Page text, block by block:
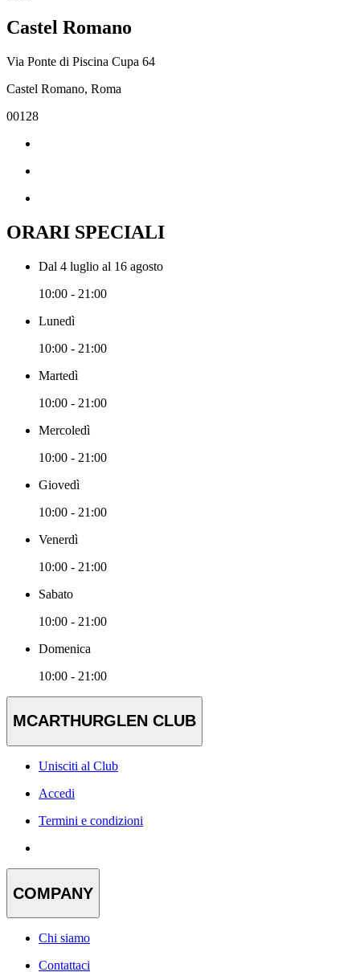
Castel Romano
Via Ponte di Piscina Cupa 64
Castel Romano, Roma
00128
ORARI SPECIALI
Dal 4 luglio al 16 agosto
10:00 - 21:00
Lunedì
10:00 - 21:00
Martedì
10:00 - 21:00
Mercoledì
10:00 - 21:00
Giovedì
10:00 - 21:00
Venerdì
10:00 - 21:00
Sabato
10:00 - 21:00
Domenica
10:00 - 21:00
MCARTHURGLEN CLUB
Unisciti al Club
Accedi
Termini e condizioni
COMPANY
Chi siamo
Contattaci